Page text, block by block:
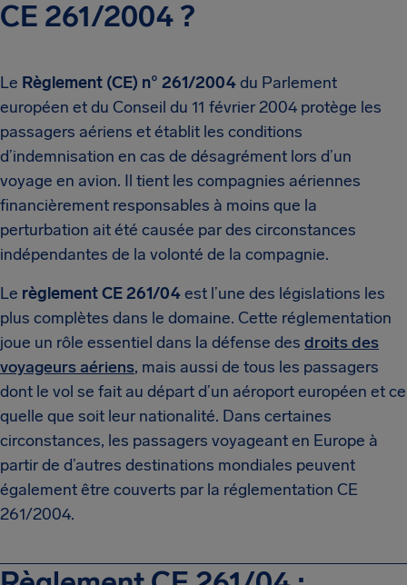
CE 261/2004 ?
Le Règlement (CE) n° 261/2004du Parlement
européen et du Conseil du 11 février 2004 protège les
passagers aériens et établit les conditions
d’indemnisation en cas de désagrément lors d’un
voyage en avion. Il tient les compagnies aériennes
financièrement responsables à moins que la
perturbation ait été causée par des circonstances
indépendantes de la volonté de la compagnie.
Le règlement CE 261/04est l’une des législations les
plus complètes dans le domaine. Cette réglementation
joue un rôle essentiel dans la défense des droits des
voyageurs aériens, mais aussi de tous les passagers
dont le vol se fait au départ d’un aéroport européen et ce
quelle que soit leur nationalité. Dans certaines
circonstances, les passagers voyageant en Europe à
partir de d’autres destinations mondiales peuvent
également être couverts par la réglementation CE
261/2004.